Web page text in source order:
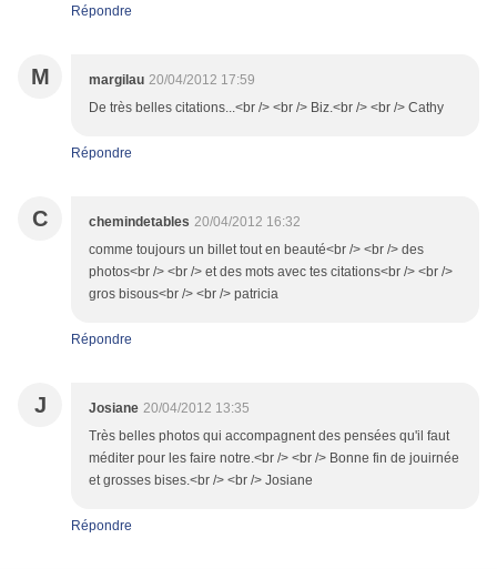
Répondre
M margilau 20/04/2012 17:59
De très belles citations...<br /> <br /> Biz.<br /> <br /> Cathy
Répondre
C chemindetables 20/04/2012 16:32
comme toujours un billet tout en beauté<br /> <br /> des
photos<br /> <br /> et des mots avec tes citations<br /> <br />
gros bisous<br /> <br /> patricia
Répondre
J Josiane 20/04/2012 13:35
Très belles photos qui accompagnent des pensées qu'il faut
méditer pour les faire notre.<br /> <br /> Bonne fin de jouirnée
et grosses bises.<br /> <br /> Josiane
Répondre